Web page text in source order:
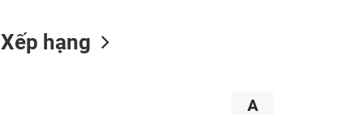
Xếp hạng
A